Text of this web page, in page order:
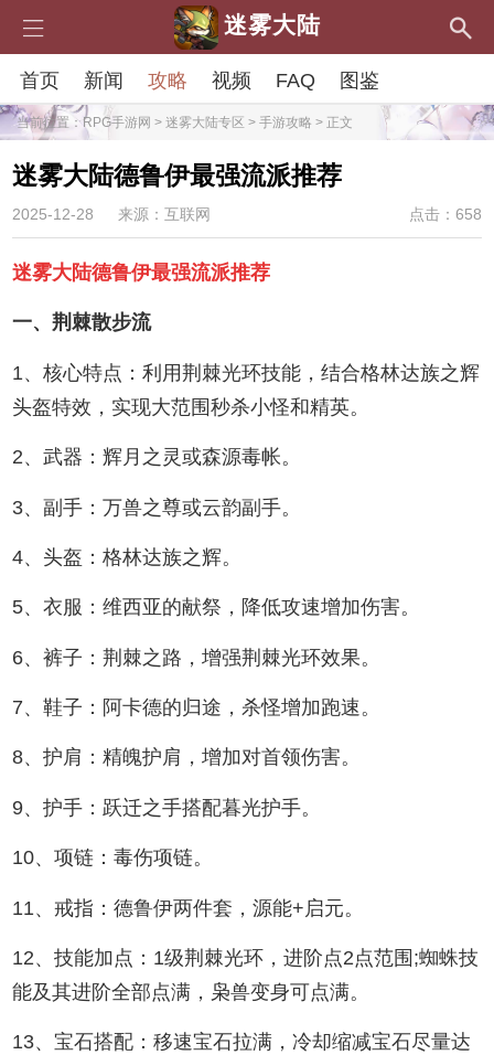
迷雾大陆
首页 新闻 攻略 视频 FAQ 图鉴
当前位置：RPG手游网 > 迷雾大陆专区 > 手游攻略 > 正文
迷雾大陆德鲁伊最强流派推荐
2025-12-28 来源：互联网 点击：658
迷雾大陆德鲁伊最强流派推荐
一、荆棘散步流
1、核心特点：利用荆棘光环技能，结合格林达族之辉
头盔特效，实现大范围秒杀小怪和精英。
2、武器：辉月之灵或森源毒帐。
3、副手：万兽之尊或云韵副手。
4、头盔：格林达族之辉。
5、衣服：维西亚的献祭，降低攻速增加伤害。
6、裤子：荆棘之路，增强荆棘光环效果。
7、鞋子：阿卡德的归途，杀怪增加跑速。
8、护肩：精魄护肩，增加对首领伤害。
9、护手：跃迁之手搭配暮光护手。
10、项链：毒伤项链。
11、戒指：德鲁伊两件套，源能+启元。
12、技能加点：1级荆棘光环，进阶点2点范围;蜘蛛技
能及其进阶全部点满，枭兽变身可点满。
13、宝石搭配：移速宝石拉满，冷却缩减宝石尽量达